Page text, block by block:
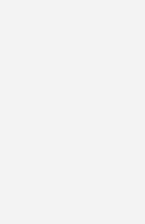
ein Herren WC
und zwei
Spüle verfügt, hat
von 1,75 Liter pro
Zur Befüllung des
2,6 Liter je
folglich fast 26
Leitung zu legen,
nicht viel nutzen. Das